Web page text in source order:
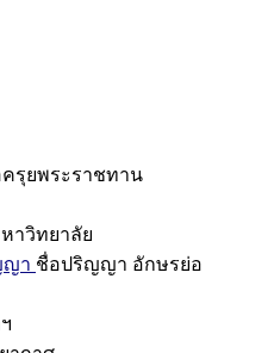
ครุยพระราชทาน
าวิทยาลัย
ญา ชื่อปริญญา อักษรย่อ